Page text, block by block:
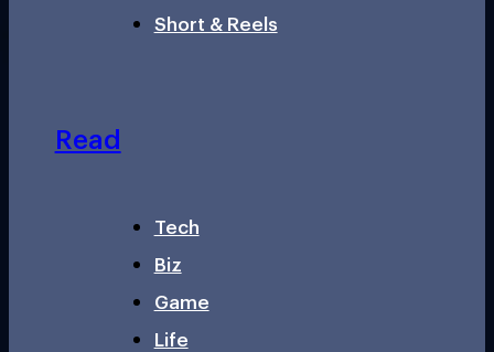
Short & Reels
Read
Tech
Biz
Game
Life